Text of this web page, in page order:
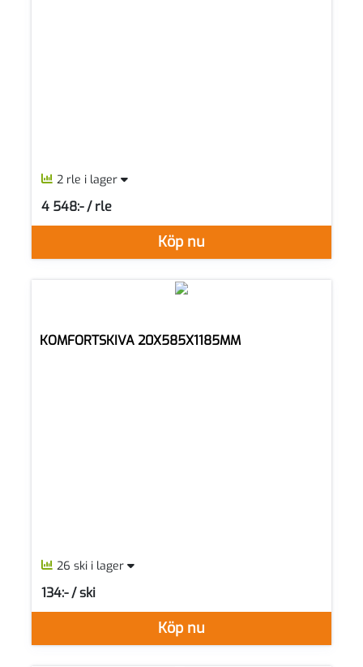
2 rle i lager
Köp nu
4 548:- / rle
SEK per RLE
KOMFORTSKIVA 20X585X1185MM
26 ski i lager
Köp nu
134:- / ski
SEK per SKI